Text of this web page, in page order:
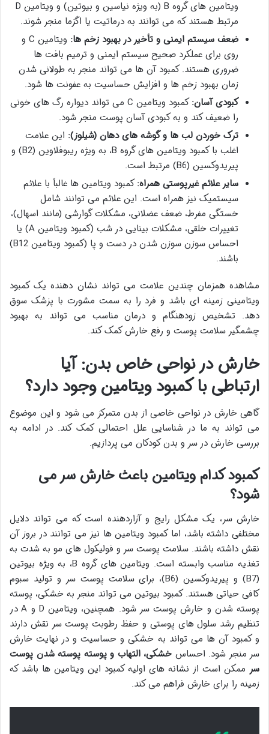
ویتامین های گروه B (به ویژه نیاسین و بیوتین) و ویتامین D
مرتبط هستند که می توانند به درماتیت یا اگزما منجر شوند.
ضعف سیستم ایمنی و تأخیر در بهبود زخم ها:
ویتامین C و
روی برای عملکرد صحیح سیستم ایمنی و ترمیم بافت ها
ضروری هستند. کمبود آن ها می تواند منجر به طولانی شدن
زمان بهبود زخم ها و افزایش حساسیت به عفونت ها شود.
کبودی آسان:
کمبود ویتامین C می تواند دیواره رگ های خونی
را ضعیف کند و به کبودی آسان پوست منجر شود.
ترک خوردن لب ها و گوشه های دهان (شیلوز): این علامت
اغلب با کمبود ویتامین های گروه B، به ویژه ریبوفلاوین (B2) و
پیریدوکسین (B6) مرتبط است.
سایر علائم غیرپوستی همراه:کمبود ویتامین ها غالباً با علائم
سیستمیک نیز همراه است. این علائم می توانند شامل
خستگی مفرط، ضعف عضلانی، مشکلات گوارشی (مانند اسهال)،
تغییرات خلقی، مشکلات بینایی در شب (کمبود ویتامین A) یا
احساس سوزن سوزن شدن در دست و پا (کمبود ویتامین B12)
باشند.
مشاهده همزمان چندین علامت می تواند نشان دهنده یک کمبود
ویتامینی زمینه ای باشد و فرد را به سمت مشورت با پزشک سوق
دهد. تشخیص زودهنگام و درمان مناسب می تواند به بهبود
چشمگیر سلامت پوست و رفع خارش کمک کند.
خارش در نواحی خاص بدن: آیا
ارتباطی با کمبود ویتامین وجود دارد؟
گاهی خارش در نواحی خاصی از بدن متمرکز می شود و این موضوع
می تواند به ما در شناسایی علل احتمالی کمک کند. در ادامه به
بررسی خارش در سر و بدن کودکان می پردازیم.
کمبود کدام ویتامین باعث خارش سر می
شود؟
خارش سر، یک مشکل رایج و آزاردهنده است که می تواند دلایل
مختلفی داشته باشد، اما کمبود ویتامین ها نیز می توانند در بروز آن
نقش داشته باشند. سلامت پوست سر و فولیکول های مو به شدت به
تغذیه مناسب وابسته است. ویتامین های گروه B، به ویژه بیوتین
(B7) و پیریدوکسین (B6)، برای سلامت پوست سر و تولید سبوم
کافی حیاتی هستند. کمبود بیوتین می تواند منجر به خشکی، پوسته
پوسته شدن و خارش پوست سر شود. همچنین، ویتامین D و A در
تنظیم رشد سلول های پوستی و حفظ رطوبت پوست سر نقش دارند
و کمبود آن ها می تواند به خشکی و حساسیت و در نهایت خارش
سر منجر شود. احساس خشکی، التهاب و پوسته پوسته شدن پوست
سر ممکن است از نشانه های اولیه کمبود این ویتامین ها باشد که
زمینه را برای خارش فراهم می کند.